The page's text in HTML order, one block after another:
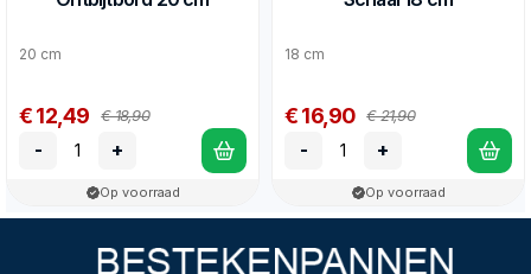
20 cm
€ 12,49 € 18,90
- +
Op voorraad
18 cm
€ 16,90 € 21,90
- +
Op voorraad